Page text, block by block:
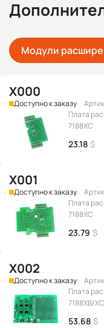
Модули
X000
Доступно к заказу
Плата
7188XC
23.18 $
X001
Доступно к заказу
Плата
7188XC
23.79 $
X002
Доступно к заказу
Плата
7188XB/
53.68 $